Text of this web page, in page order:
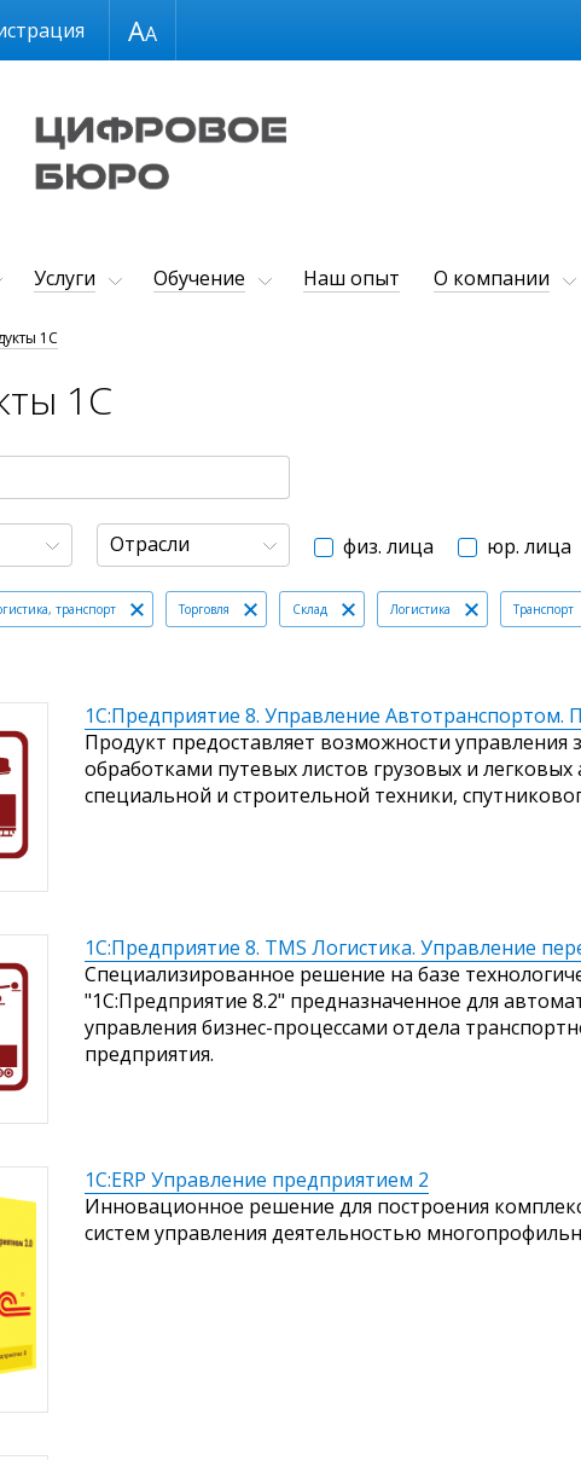
Услуги Обучение Наш опыт О компании
1С
1С
Отрасли физ. лица юр. лица
транспорт Торговля Cклад Логистика Транспорт
1С:Предприятие 8. Управление Автотранспортом.
Продукт предоставляет возможности управления
обработками путевых листов грузовых и
специальной и строительной техники,
1С:Предприятие 8. TMS Логистика. Управление
Специализированное решение на базе
"1С:Предприятие 8.2" предназначенное для
управления бизнес-процессами отдела
предприятия.
1С:ERP Управление предприятием 2
Инновационное решение для построения
систем управления деятельностью